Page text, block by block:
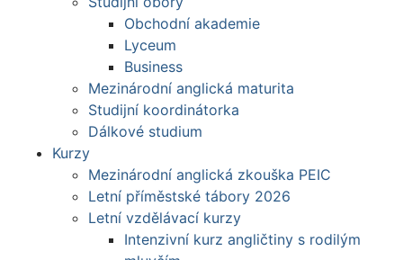
Obchodní akademie
Lyceum
Business
Mezinárodní anglická maturita
Studijní koordinátorka
Dálkové studium
Kurzy
Mezinárodní anglická zkouška PEIC
Letní příměstské tábory 2026
Letní vzdělávací kurzy
Intenzivní kurz angličtiny s rodilým